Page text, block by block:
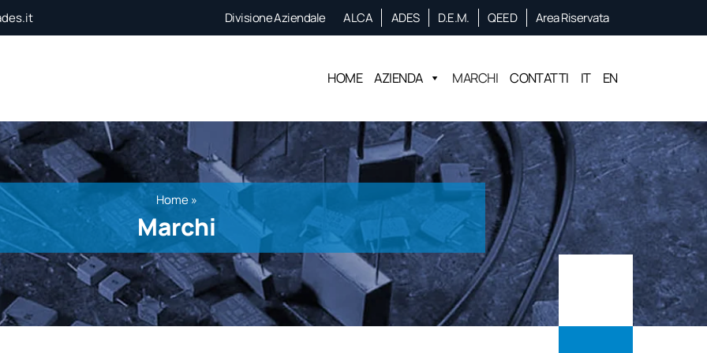
Divisione Aziendale ALCA ADES D.E.M. QEED Area Riservata
HOME AZIENDA MARCHI CONTATTI IT EN
Home»
Marchi